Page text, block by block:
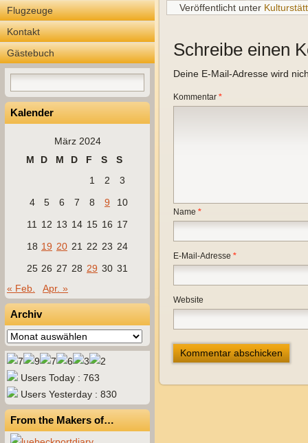
Flugzeuge
Kontakt
Gästebuch
Kalender
März 2024
M
D M D F S
S
1
2
3
4
5 6 7 8 9
10
11
12 13 14 15 16 17
18 19 20 21 22 23 24
25 26 27 28 29 30 31
« Feb.
Apr. »
Archiv
Archiv
Users Today : 763
Users Yesterday : 830
From the Makers of…
Veröffentlicht unter
Schreibe einen
Deine E-Mail-Adresse wird
Kommentar *
Name *
E-Mail-Adresse *
Website